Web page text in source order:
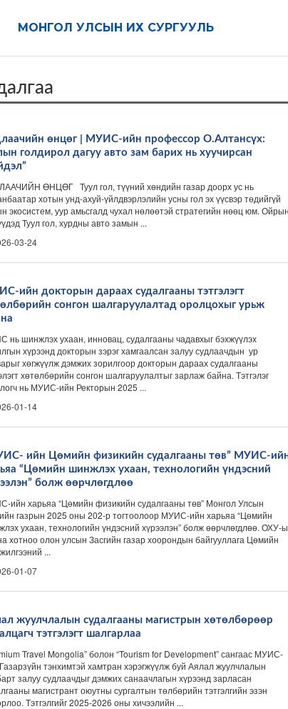
МОНГОЛ УЛСЫН ИХ СУРГУУЛЬ
өнцөг | МУИС-ийн профессор О.Алтансүх:
голдирол дагуу авто зам барих нь хуучирсан
ӨНЦӨГ Туул гол, түүний хөндийн газар доорх ус нь
хотын унд-ахуй-үйлдвэрлэлийн усны гол эх үүсвэр төдийгүй
экосистем, уур амьсгалд чухал нөлөөтэй стратегийн нөөц юм. Ойрын
Туул гол, хурдны авто замын ...
03-24
ийн докторын дараах судалгааны тэтгэлэгт
сонгон шалгаруулалтад оролцохыг урьж
нь шинжлэх ухаан, инновац, судалгааны чадавхыг бэхжүүлэх
хүрээнд докторын зэрэг хамгаалсан залуу судлаачдын ур
хөгжүүлж дэмжих зорилгоор докторын дараах судалгааны
хөтөлбөрийн сонгон шалгаруулалтыг зарлаж байна. Тэтгэлэг
нь МУИС-ийн Ректорын 2025 ...
01-14
ийн Цөмийн физикийн судалгааны төв” МУИС-
“Цөмийн шинжлэх ухаан, технологийн үндэсний
болж өөрчлөгдлөө
ийн харьяа “Цөмийн физикийн судалгааны төв” Монгол Улсын
газрын 2025 оны 202-р тогтоолоор МУИС-ийн харьяа “Цөмийн
ухаан, технологийн үндэсний хүрээлэн” болж өөрчлөгдлөө. ОХУ-
хотноо олон улсын Засгийн газар хоорондын байгууллага Цөмийн
...
01-07
жуулчлалын судалгааны магистрын хөтөлбөрөөр
тэтгэлэгт шалгарлаа
Travel Mongolia” болон “Tourism for Development” сангаас МУИС-
тэнхимтэй хамтран хэрэгжүүлж буй Аялал жуулчлалын
залуу судлаачдыг дэмжих санаачлагын хүрээнд зарласан
магистрант оюутны сургалтын төлбөрийн тэтгэлгийн эзэн
Тэтгэлгийг 2025-2026 оны хичээлийн ...